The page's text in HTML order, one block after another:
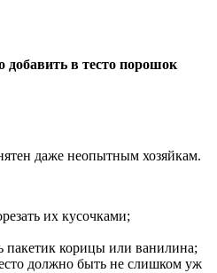
в тесто порошок
даже неопытным хозяйкам.
их кусочками;
пакетик корицы или ванилина;
должно быть не слишком уж